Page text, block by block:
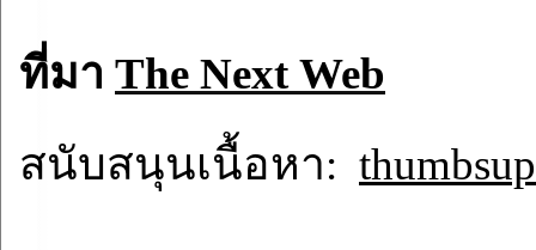
ที่มา The Next Web
สนับสนุนเนื้อหา: